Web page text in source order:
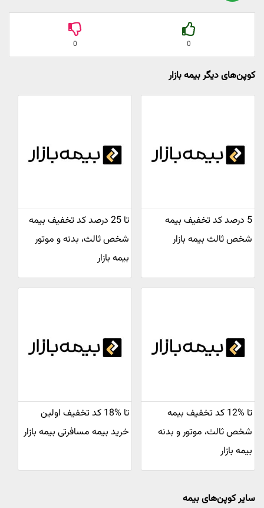
0
0
کوپن‌های دیگر بیمه بازار
5 درصد کد تخفیف بیمه
شخص ثالث بیمه بازار
تا 25 درصد کد تخفیف بیمه
شخص ثالث، بدنه و موتور
بیمه بازار
تا %12 کد تخفیف بیمه
شخص ثالث، موتور و بدنه
بیمه بازار
تا %18 کد تخفیف اولین
خرید بیمه مسافرتی بیمه بازار
سایر کوپن‌های بیمه